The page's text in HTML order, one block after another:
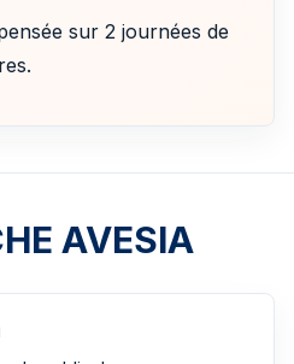
sur 2 journées de
AVESIA